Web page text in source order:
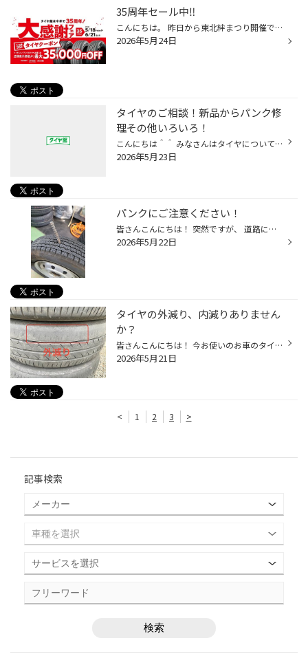
35周年セール中‼️
こんにちは。 昨日から東北絆まつり開催で、街中は、賑わっております。 今日は、天気があまり良くありませんが、お出かけされる場合、お気を付けて❗️ さて、タイヤ館は、多くのお客様に支えられて35周年。 全国各地にタイヤ館があります。 お客様のカーライフのお手伝いをこれからもずっと続けて...
2026年5月24日
タイヤのご相談！新品からパンク修
理その他いろいろ！
こんにちは＾＾ みなさんはタイヤについてお困りのこと、ございませんか？ 当店ではタイヤのプロがタイヤのお困りごと、不安について正面から向き合い解決に尽力いたします！ 偏摩耗やパンク、ヒビ割れや残り溝の見方などぜひぜひご相談ください！！ もちろんタイヤ以外の用品、ナビドラレコETCなど...
2026年5月23日
パンクにご注意ください！
皆さんこんにちは！ 突然ですが、 道路には様々な物が落ちています。 いつ何時どのタイミングでそれを踏んでしまうかわかりません！ 今回パンクで来店された方の 刺さっていた物がびっくりしました！ 私は初めて見ました笑 え？こんなの刺さるの？ って思いました！ さすがにここまで太いのですと ...
2026年5月22日
タイヤの外減り、内減りありません
か？
皆さんこんにちは！ 今お使いのお車のタイヤの溝、 綺麗に減っていますか？？ こちらのタイヤは外側が極端に減っております。 アライメントのズレが原因かもしれません。 これではタイヤの寿命が短くなりますよね。 タイヤがバーストしてしまう 危険性もあり タイヤを4本新品交換させていただきまし...
2026年5月21日
< 1 2 3 >
記事検索